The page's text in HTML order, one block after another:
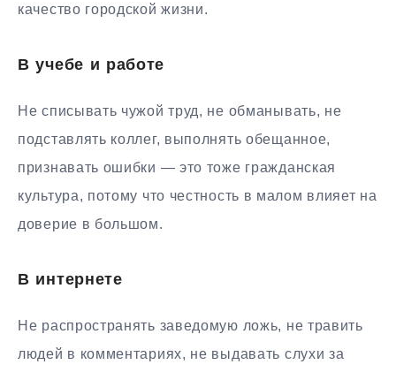
качество городской жизни.
В учебе и работе
Не списывать чужой труд, не обманывать, не
подставлять коллег, выполнять обещанное,
признавать ошибки — это тоже гражданская
культура, потому что честность в малом влияет на
доверие в большом.
В интернете
Не распространять заведомую ложь, не травить
людей в комментариях, не выдавать слухи за